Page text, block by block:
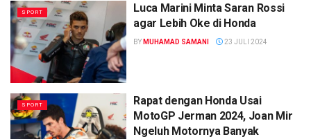
SPORT
Luca Marini Minta Saran Rossi
agar Lebih Oke di Honda
BY MUHAMAD SAMANI 23 JULI 2024
SPORT
Rapat dengan Honda Usai
MotoGP Jerman 2024, Joan Mir
Ngeluh Motornya Banyak